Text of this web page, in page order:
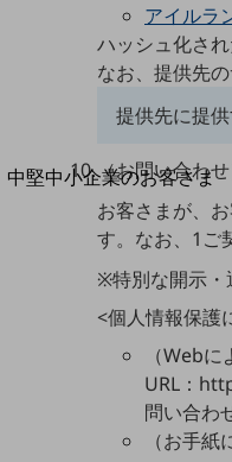
開催・出展する各種セミナー、イ
中堅中小企業のお客さま
NTTドコモビジネスウォッ
ビジネスお役立ち情報
旬な話題やお役立ち資料などDXの
解決するヒントをお届けする記事サ
トレンド記事特集
中堅中小企業向け
サービス・ソリューション
アイルラ
ハッシュ化さ
なお、提供先
提供先に提
（お問い合わせ
お客さまが、
す。なお、1ご
※特別な開示・
<個人情報保護
（Webに
URL：
問い合わ
（お手紙